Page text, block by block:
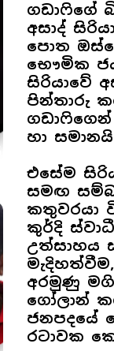
ගඩාෆිගේ
අසාද්
පොත
භෞමික
සිරියාවේ
පින්තාරු
හා
එසේම
සමඟ
කතුවරයා
කුර්දි
උත්සාහය
අරමුණු
ගෝලාන්
ජනපදයේ
රටාවක